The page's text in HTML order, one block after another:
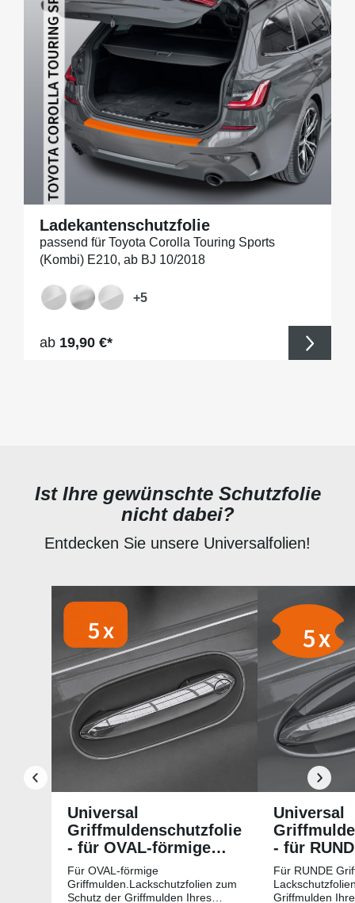
Ladekantenschutzfolie
passend für Toyota Corolla Touring Sports
(Kombi) E210, ab BJ 10/2018
+5
Regulärer Preis:
ab 19,90 €*
Ist Ihre gewünschte Schutzfolie
nicht dabei?
Entdecken Sie unsere Universalfolien!
Universal
Griffmuldenschutzfolie
- für OVAL-förmige
Griffmulden
Für OVAL-förmige
Griffmulden.Lackschutzfolien zum
Schutz der Griffmulden Ihres
Universal
- für
Für RUNDE
Griffmulden